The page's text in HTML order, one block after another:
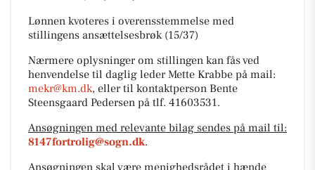
Lønnen kvoteres i overensstemmelse med
stillingens ansættelsesbrøk (15/37)
Nærmere oplysninger om stillingen kan fås ved
henvendelse til daglig leder Mette Krabbe på mail:
mekr@km.dk, eller til kontaktperson Bente
Steensgaard Pedersen på tlf. 41603531.
Ansøgningen med relevante bilag sendes på mail til:
8147fortrolig@sogn.dk.
Ansøgningen skal være menighedsrådet i hænde